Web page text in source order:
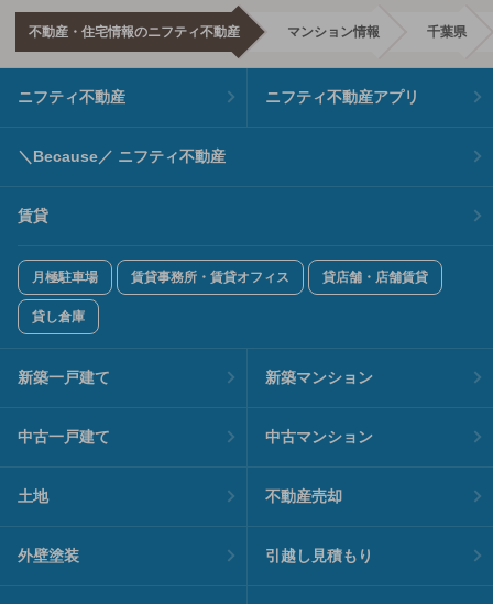
不動産・住宅情報のニフティ不動産 マンション情報 千葉県
ニフティ不動産 ニフティ不動産アプリ
＼Because／ ニフティ不動産
賃貸
月極駐車場 賃貸事務所・賃貸オフィス 貸店舗・店舗賃貸
貸し倉庫
新築一戸建て 新築マンション
中古一戸建て 中古マンション
土地 不動産売却
外壁塗装 引越し見積もり